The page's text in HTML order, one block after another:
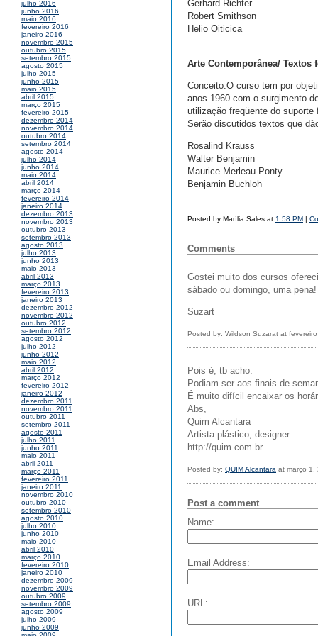
julho 2016
junho 2016
maio 2016
fevereiro 2016
janeiro 2016
novembro 2015
outubro 2015
setembro 2015
agosto 2015
julho 2015
junho 2015
maio 2015
abril 2015
março 2015
fevereiro 2015
dezembro 2014
novembro 2014
outubro 2014
setembro 2014
agosto 2014
julho 2014
junho 2014
maio 2014
abril 2014
março 2014
fevereiro 2014
janeiro 2014
dezembro 2013
novembro 2013
outubro 2013
setembro 2013
agosto 2013
julho 2013
junho 2013
maio 2013
abril 2013
março 2013
fevereiro 2013
janeiro 2013
dezembro 2012
novembro 2012
outubro 2012
setembro 2012
agosto 2012
julho 2012
junho 2012
maio 2012
abril 2012
março 2012
fevereiro 2012
janeiro 2012
dezembro 2011
novembro 2011
outubro 2011
setembro 2011
agosto 2011
julho 2011
junho 2011
maio 2011
abril 2011
março 2011
fevereiro 2011
janeiro 2011
novembro 2010
outubro 2010
setembro 2010
agosto 2010
julho 2010
junho 2010
maio 2010
abril 2010
março 2010
fevereiro 2010
janeiro 2010
dezembro 2009
novembro 2009
outubro 2009
setembro 2009
agosto 2009
julho 2009
junho 2009
Gerhard Richter
Robert Smithson
Helio Oiticica
Arte Contemporânea/ Textos
Conceito:O curso tem por
anos 1960 com o surgimento
utilização freqüente do
Serão discutidos textos que
Rosalind Krauss
Walter Benjamin
Maurice Merleau-Ponty
Benjamin Buchloh
Posted by Marília Sales at 1:58 PM |
Comments
Gostei muito dos cursos
sábado ou domingo, uma pena!
Suzart
Posted by: Wildson Suzarat at
Pois é, tb acho.
Podiam ser aos finais de
É muito difícil encaixar os
Abs,
Quim Alcantara
Artista plástico, designer
http://quim.com.br
Posted by: QUIM Alcantara at março 1,
Post a comment
Name:
Email Address:
URL: